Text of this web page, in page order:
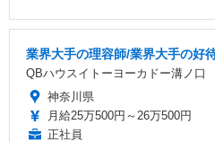
業界大手の理容師/業界大手の好
QBハウスイトーヨーカドー溝ノ口
神奈川県
月給25万500円～26万500円
正社員